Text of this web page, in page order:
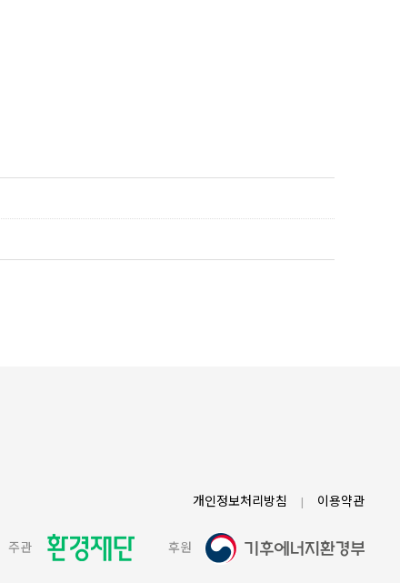
개인정보처리방침
| 이용약관
주관 후원